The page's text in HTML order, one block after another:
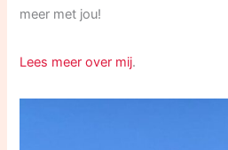
meer met jou!
Lees meer over mij.